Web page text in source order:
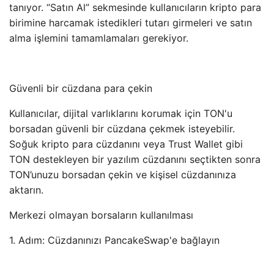
tanıyor. “Satın Al” sekmesinde kullanıcıların kripto para
birimine harcamak istedikleri tutarı girmeleri ve satın
alma işlemini tamamlamaları gerekiyor.
Güvenli bir cüzdana para çekin
Kullanıcılar, dijital varlıklarını korumak için TON'u
borsadan güvenli bir cüzdana çekmek isteyebilir.
Soğuk kripto para cüzdanını veya Trust Wallet gibi
TON destekleyen bir yazılım cüzdanını seçtikten sonra
TON’unuzu borsadan çekin ve kişisel cüzdanınıza
aktarın.
Merkezi olmayan borsaların kullanılması
1. Adım: Cüzdanınızı PancakeSwap'e bağlayın